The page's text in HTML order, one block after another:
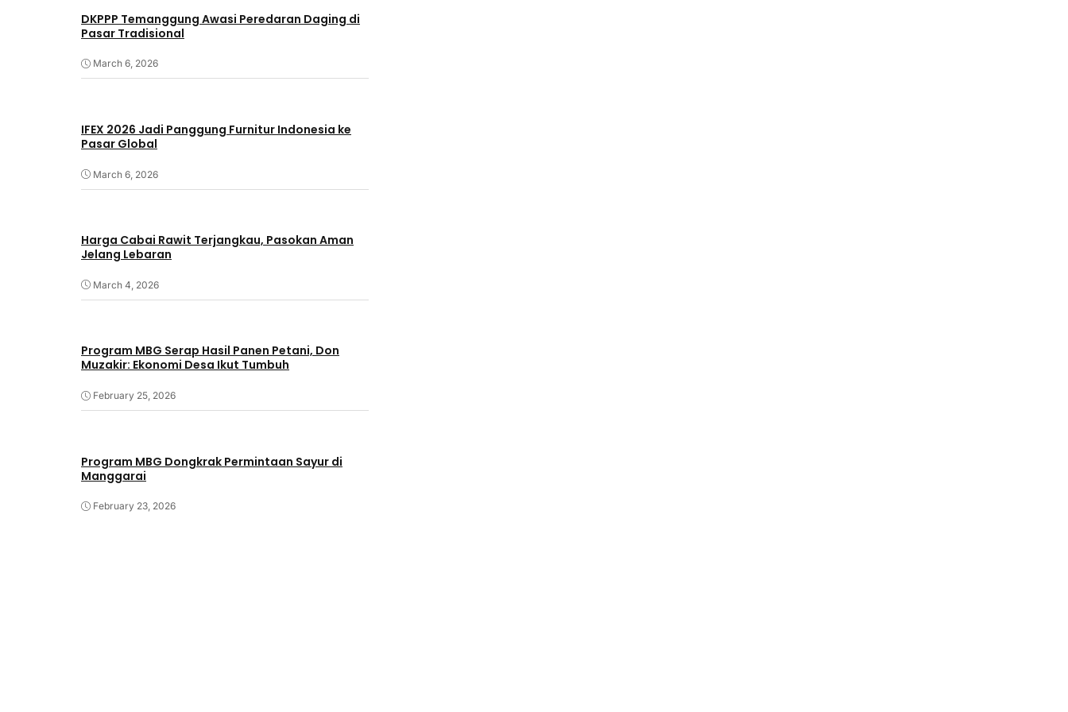
DKPPP Temanggung Awasi Peredaran Daging di
Pasar Tradisional
March 6, 2026
IFEX 2026 Jadi Panggung Furnitur Indonesia ke
Pasar Global
March 6, 2026
Harga Cabai Rawit Terjangkau, Pasokan Aman
Jelang Lebaran
March 4, 2026
Program MBG Serap Hasil Panen Petani, Don
Muzakir: Ekonomi Desa Ikut Tumbuh
February 25, 2026
Program MBG Dongkrak Permintaan Sayur di
Manggarai
February 23, 2026